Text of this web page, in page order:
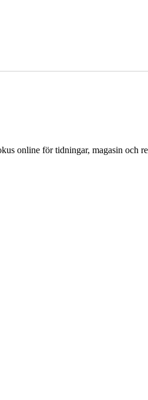
online för tidningar, magasin och